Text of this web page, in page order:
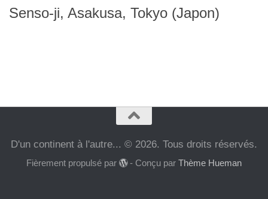
Senso-ji, Asakusa, Tokyo (Japon)
D'un continent à l'autre... © 2026. Tous droits réservés.
Fièrement propulsé par - Conçu parThème Hueman